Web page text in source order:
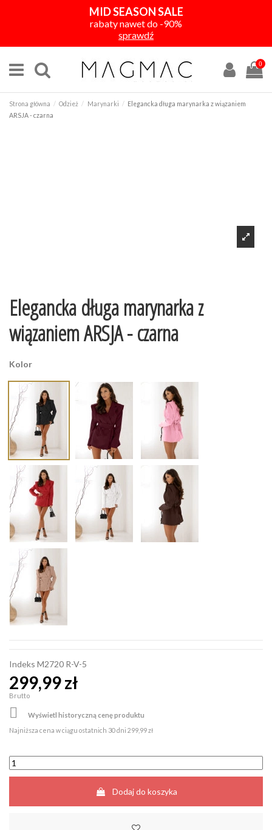
MID SEASON SALE
rabaty nawet do -90%
sprawdź
0
Strona główna Odzież Marynarki
Elegancka długa marynarka z wiązaniem
ARSJA - czarna
Elegancka długa marynarka z
wiązaniem ARSJA - czarna
Kolor
Indeks M2720 R-V-5
299,99 zł
Brutto

Wyświetl historyczną cenę produktu
Najniższa cena w ciągu ostatnich 30 dni 299,99 zł
Dodaj do koszyka